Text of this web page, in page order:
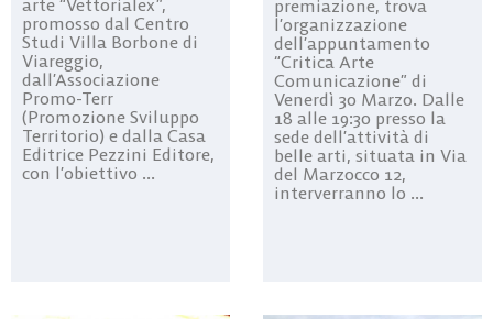
arte “Vettorialex”,
promosso dal Centro
Studi Villa Borbone di
Viareggio,
dall’Associazione
Promo-Terr
(Promozione Sviluppo
Territorio) e dalla Casa
Editrice Pezzini Editore,
con l’obiettivo ...
premiazione, trova
l’organizzazione
dell’appuntamento
“Critica Arte
Comunicazione” di
Venerdì 30 Marzo. Dalle
18 alle 19:30 presso la
sede dell’attività di
belle arti, situata in Via
del Marzocco 12,
interverranno lo ...